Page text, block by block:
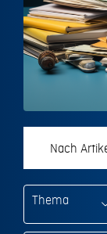
Thema